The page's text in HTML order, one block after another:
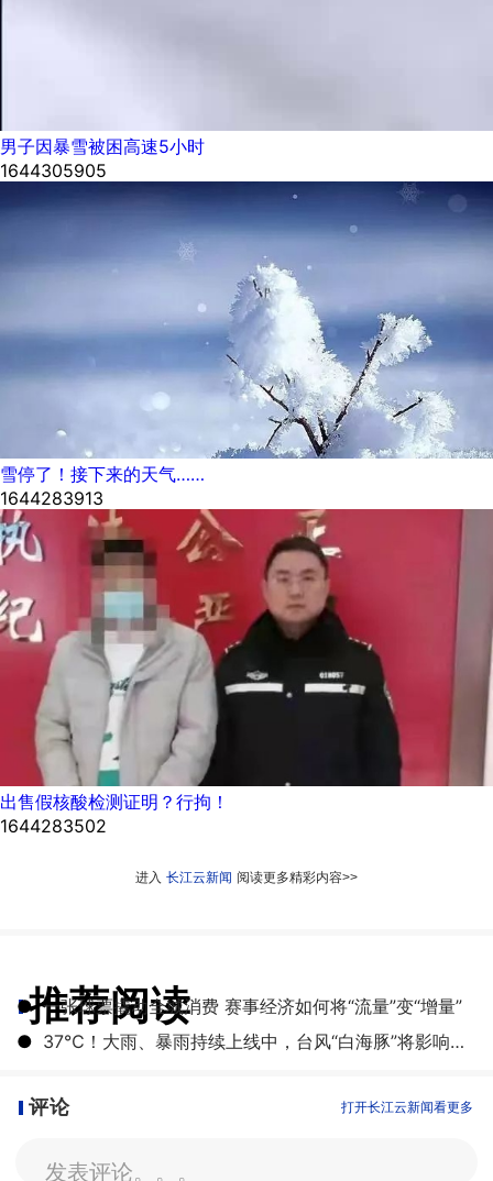
男子因暴雪被困高速5小时
1644305905
雪停了！接下来的天气……
1644283913
出售假核酸检测证明？行拘！
1644283502
进入 长江云新闻 阅读更多精彩内容>>
推荐阅读
● 一张球票撬动全城消费 赛事经济如何将“流量”变“增量”
●
​37℃！大雨、暴雨持续上线中，台风“白海豚”将影响湖北
评论 打开长江云新闻看更多
发表评论。。。